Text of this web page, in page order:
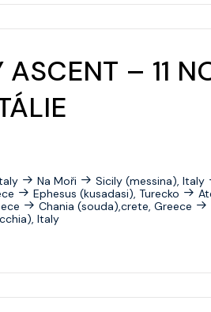
ASCENT – 11
Na Moři Sicily (messina), Italy
Ephesus (kusadasi), Turecko
Chania (souda),crete, Greece
Italy